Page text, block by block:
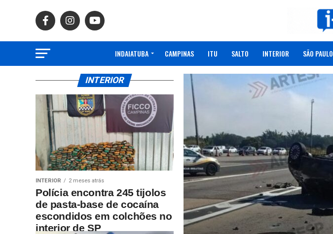
INDAIATUBA CAMPINAS ITU SALTO INTERIOR SÃO PAULO
INTERIOR
INTERIOR 2 meses atrás
Polícia encontra 245 tijolos
de pasta-base de cocaína
escondidos em colchões no
interior de SP